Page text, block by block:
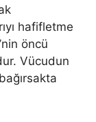
hafifletme
öncü
Vücudun